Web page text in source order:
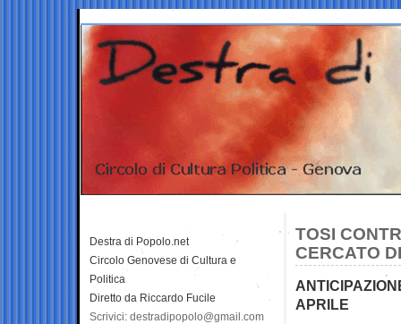
TOSI
CERCATO
APRILE
Destra di Popolo.net
Circolo Genovese di Cultura e
Politica
Diretto da Riccardo Fucile
Scrivici: destradipopolo@gmail.com